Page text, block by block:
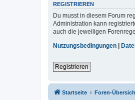
REGISTRIEREN
Du musst in diesem Forum
Administration kann
auch die jeweiligen
Nutzungsbedingungen
Registrieren
Startseite Foren-